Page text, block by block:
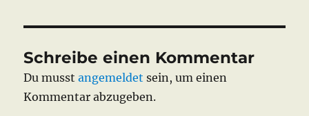
Schreibe einen Kommentar
Du musstangemeldet sein, um einen
Kommentar abzugeben.